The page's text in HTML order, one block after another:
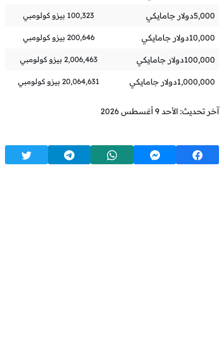
5,000دولار جامايكي 100,323 بيزو كولومبي
10,000دولار جامايكي 200,646 بيزو كولومبي
100,000دولار جامايكي 2,006,463 بيزو كولومبي
1,000,000دولار جامايكي 20,064,631 بيزو كولومبي
آخر تحديث: الأحد 9 أغسطس 2026